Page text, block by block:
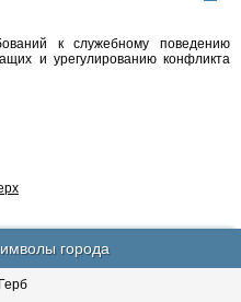
к служебному поведению
и урегулированию конфликта
города
Герб